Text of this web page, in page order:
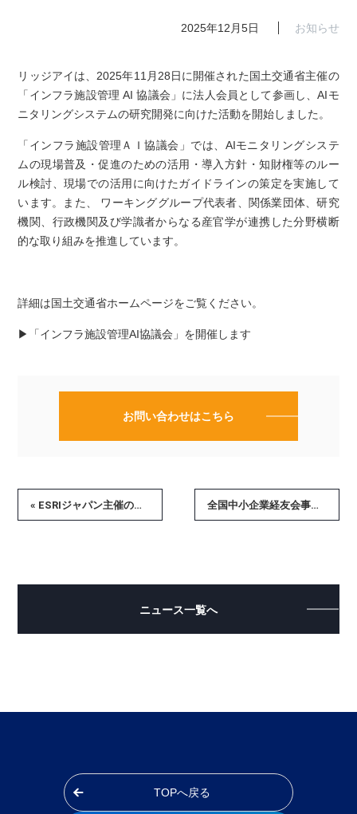
2025年12月5日 お知らせ
リッジアイは、2025年11月28日に開催された国土交通省主催の
「インフラ施設管理 AI 協議会」に法人会員として参画し、AIモ
ニタリングシステムの研究開発に向けた活動を開始しました。
「インフラ施設管理ＡＩ協議会」では、AIモニタリングシステ
ムの現場普及・促進のための活用・導入方針・知財権等のルー
ル検討、現場での活用に向けたガイドラインの策定を実施して
います。また、 ワーキンググループ代表者、関係業団体、研究
機関、行政機関及び学識者からなる産官学が連携した分野横断
的な取り組みを推進しています。
詳細は国土交通省ホームページをご覧ください。
▶「インフラ施設管理AI協議会」を開催します
お問い合わせはこちら
« ESRIジャパン主催のイベントで弊社社員 中島が講演を行いました 全国中小企業経友会事業協同組合が主催するオンラインセミナーにて、弊社社長 柳原が講演を行いました »
ニュース一覧へ
TOPへ戻る